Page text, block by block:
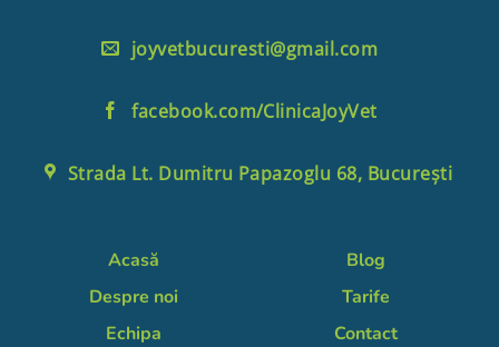
joyvetbucuresti@gmail.com
facebook.com/ClinicaJoyVet
Strada Lt. Dumitru Papazoglu 68, București
Acasă
Despre noi
Echipa
Blog
Tarife
Contact